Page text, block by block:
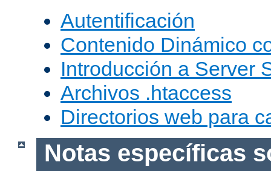
Autentificación
Contenido Dinámico
Introducción a Server
Archivos .htaccess
Directorios web para
Notas específicas